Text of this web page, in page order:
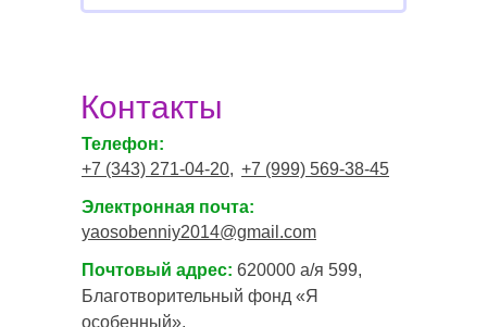
Контакты
Телефон:
yaosobenniy2014@gmail.com
Почтовый адрес: 620000 а/я 599,
Благотворительный фонд «Я
особенный»,
+7 (999) 569-38-45
+7 (343) 271-04-20,
Электронная почта: